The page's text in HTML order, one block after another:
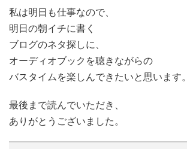
私は明日も仕事なので、
明日の朝イチに書く
ブログのネタ探しに、
オーディオブックを聴きながらの
バスタイムを楽しんできたいと思います。
最後まで読んでいただき、
ありがとうございました。